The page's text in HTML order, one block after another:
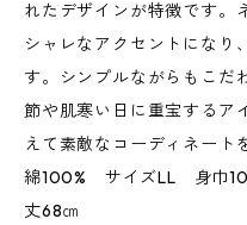
れたデザインが特徴です。
シャレなアクセントになり
す。シンプルながらもこだ
節や肌寒い日に重宝するア
えて素敵なコーディネート
綿100% サイズLL 身巾
丈68㎝